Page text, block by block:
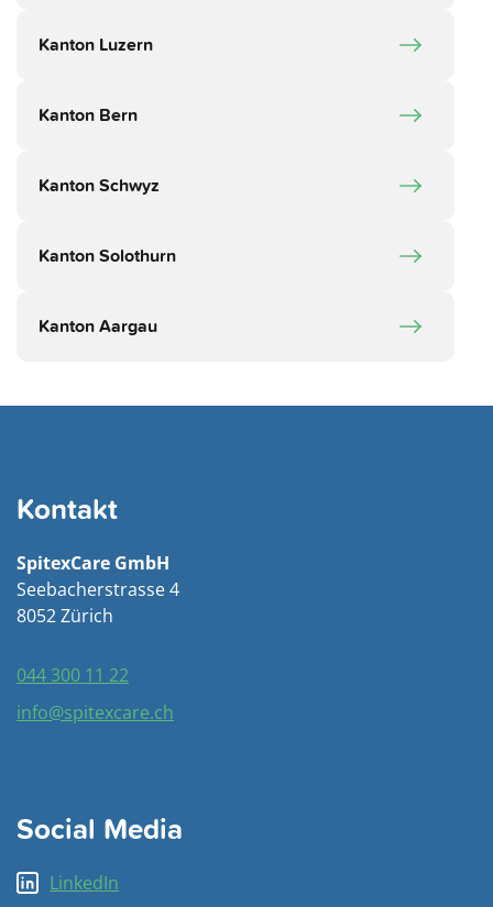
Kanton Luzern
Kanton Bern
Kanton Schwyz
Kanton Solothurn
Kanton Aargau
Kontakt
SpitexCare GmbH
Seebacherstrasse 4
8052 Zürich
044 300 11 22
info@spitexcare.ch
Social Media
LinkedIn